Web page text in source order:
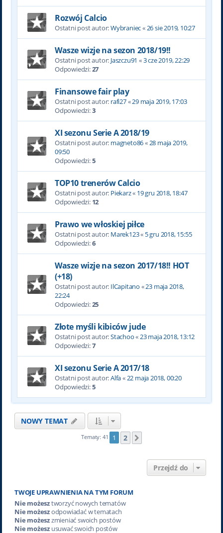
Rozwój Calcio
Ostatni post autor:Wybraniec«26 sie 2019, 10:27
Wasze wizje na sezon 2018/19!!
Ostatni post autor: Jaszczu91 «3 cze 2019, 22:29
Odpowiedzi:27
Finansowe fair play
Ostatni post autor: rafi27«29 maja 2019, 17:03
Odpowiedzi:3
XI sezonu Serie A 2018/19
Ostatni post autor: magneto86«28 maja 2019,
09:50
Odpowiedzi:5
TOP10 trenerów Calcio
Ostatni post autor: Piekarz« 19 gru 2018, 18:47
Odpowiedzi: 12
Prawo we włoskiej piłce
Ostatni post autor: Marek123« 5 gru 2018, 15:55
Odpowiedzi:6
Wasze wizje na sezon 2017/18!! HOT
(+18)
Ostatni post autor: IlCapitano «23 maja 2018,
22:24
Odpowiedzi:25
Złote myśli kibiców jude
Ostatni post autor:Stachoo«23 maja 2018, 13:12
Odpowiedzi:7
XI sezonu Serie A 2017/18
Ostatni post autor:Alfa«22 maja 2018, 00:20
Odpowiedzi:5
NOWY TEMAT
Tematy: 41 1 2
Przejdź do
TWOJE UPRAWNIENIA NA TYM FORUM
Nie możesztworzyć nowych tematów
Nie możeszodpowiadać w tematach
Nie możeszzmieniać swoich postów
Nie możeszusuwać swoich postów